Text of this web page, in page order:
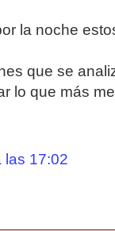
la noche
que se
lo que más
las 17:02